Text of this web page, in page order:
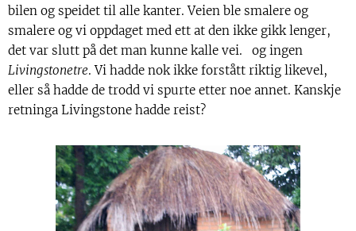
bilen og speidet til alle kanter. Veien ble smalere og
smalere og vi oppdaget med ett at den ikke gikk lenger,
det var slutt på det man kunne kalle vei. og ingen
Livingstonetre. Vi hadde nok ikke forstått riktig likevel,
eller så hadde de trodd vi spurte etter noe annet. Kanskje
retninga Livingstone hadde reist?